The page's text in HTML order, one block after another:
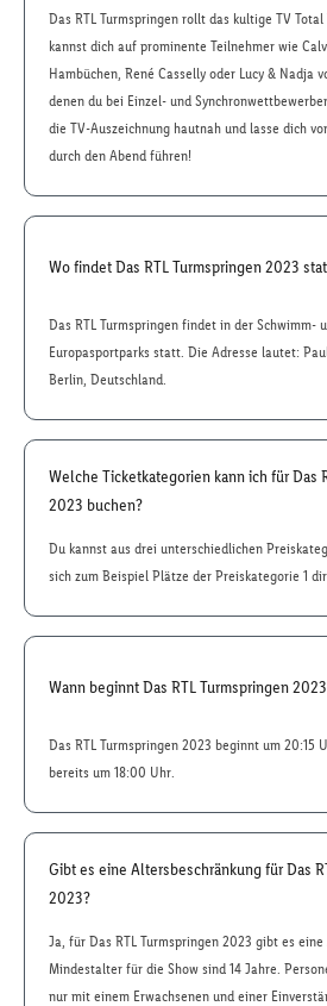
Das RTL Turmspringen rollt das kultige TV
kannst dich auf prominente Teilnehmer wie
Hambüchen, René Casselly oder Lucy & Nadja
denen du bei Einzel- und
die TV-Auszeichnung hautnah und lasse dich
durch den Abend führen!
Wo findet Das RTL Turmspringen 2023
Das RTL Turmspringen findet in der Schwimm-
Europasportparks statt. Die Adresse lautet:
Berlin, Deutschland.
Welche Ticketkategorien kann ich für Das
2023 buchen?
Du kannst aus drei unterschiedlichen
sich zum Beispiel Plätze der Preiskategorie 1
Wann beginnt Das RTL Turmspringen
Das RTL Turmspringen 2023 beginnt um 20:15
bereits um 18:00 Uhr.
Gibt es eine Altersbeschränkung für Das
2023?
Ja, für Das RTL Turmspringen 2023 gibt es
Mindestalter für die Show sind 14 Jahre.
nur mit einem Erwachsenen und einer